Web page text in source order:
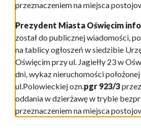
przeznaczeniem na miejsca
Prezydent Miasta Oświęcim
został do publicznej wiadomości,
na tablicy ogłoszeń w siedzibie
Oświęcim przy ul. Jagiełły 23 w
dni, wykaz nieruchomości
ul.Polowieckiej ozn.pgr 923/3
oddania w dzierżawę w trybie
przeznaczeniem na miejsca